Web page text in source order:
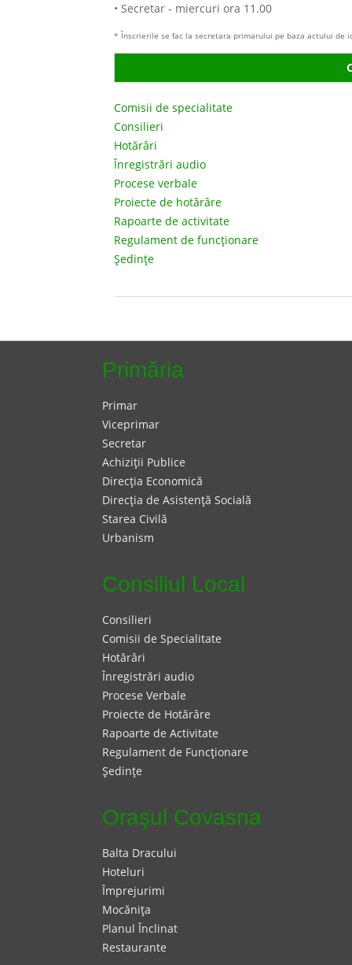
• Secretar - miercuri ora 11.00
* Înscrierile se fac la secretara primarului pe baza actului de
Comisii de specialitate
Consilieri
Hotărâri
Înregistrări audio
Procese verbale
Proiecte de hotărâre
Rapoarte de activitate
Regulament de funcţionare
Şedinţe
Primăria
Primar
Viceprimar
Secretar
Achiziţii Publice
Direcţia Economică
Direcţia de Asistenţă Socială
Starea Civilă
Urbanism
Consiliul Local
Consilieri
Comisii de Specialitate
Hotărâri
Înregistrări audio
Procese Verbale
Proiecte de Hotărâre
Rapoarte de Activitate
Regulament de Funcţionare
Şedinţe
Oraşul Covasna
Balta Dracului
Hoteluri
Împrejurimi
Mocăniţa
Planul Înclinat
Restaurante